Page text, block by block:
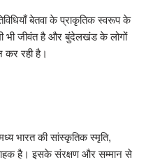
बेतवा के प्राकृतिक स्वरूप के
भी जीवंत है और बुंदेलखंड के लोगों
रही है।
भारत की सांस्कृतिक स्मृति,
है। इसके संरक्षण और सम्मान से